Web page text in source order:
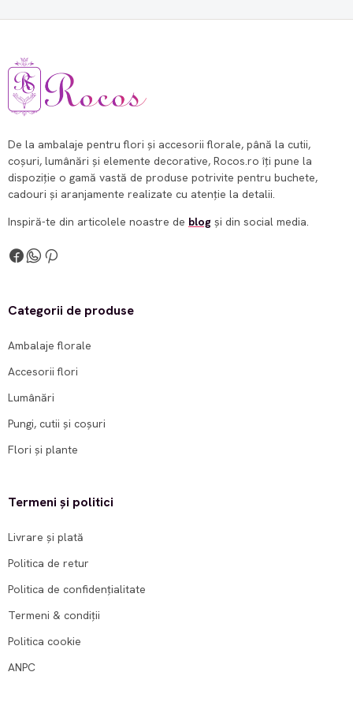
De la ambalaje pentru flori și accesorii florale, până la cutii,
coșuri, lumânări și elemente decorative, Rocos.ro îți pune la
dispoziție o gamă vastă de produse potrivite pentru buchete,
cadouri și aranjamente realizate cu atenție la detalii.
Inspiră-te din articolele noastre de blog și din social media.
Categorii de produse
Ambalaje florale
Accesorii flori
Lumânări
Pungi, cutii și coșuri
Flori și plante
Termeni și politici
Livrare și plată
Politica de retur
Politica de confidențialitate
Termeni & condiții
Politica cookie
ANPC